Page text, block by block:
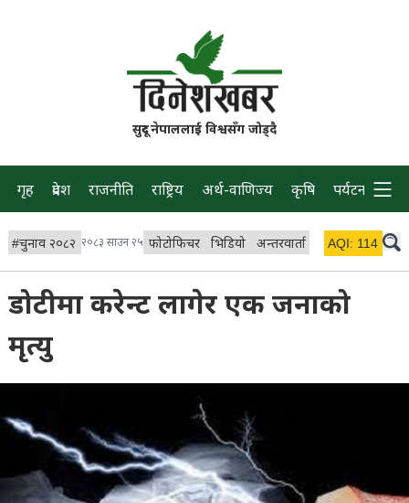
सुदूर नेपाललाई विश्वसँग जोड्दै
गृह प्रदेश राजनीति राष्ट्रिय अर्थ-वाणिज्य कृषि पर्यटन प्रवास
#चुनाव २०८२ २०८३ साउन २५ फोटोफिचर भिडियो अन्तरवार्ता विचार/ब्लग
AQI: 114
डोटीमा करेन्ट लागेर एक जनाको
मृत्यु